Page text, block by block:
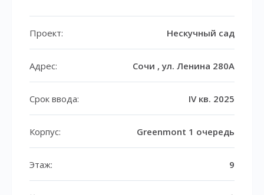
Проект: Нескучный сад
Адрес: Сочи , ул. Ленина 280А
Срок ввода: IV кв. 2025
Корпус: Greenmont 1 очередь
Этаж: 9